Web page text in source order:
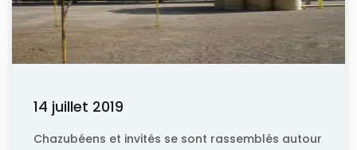
14 juillet 2019
Chazubéens et invités se sont rassemblés autour